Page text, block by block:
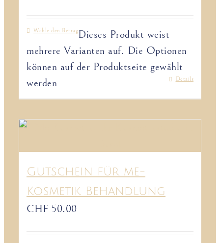
Wähle den BetragDieses Produkt weist
mehrere Varianten auf. Die Optionen
können auf der Produktseite gewählt
werden
Details
Gutschein für me-
Kosmetik Behandlung
CHF 50.00